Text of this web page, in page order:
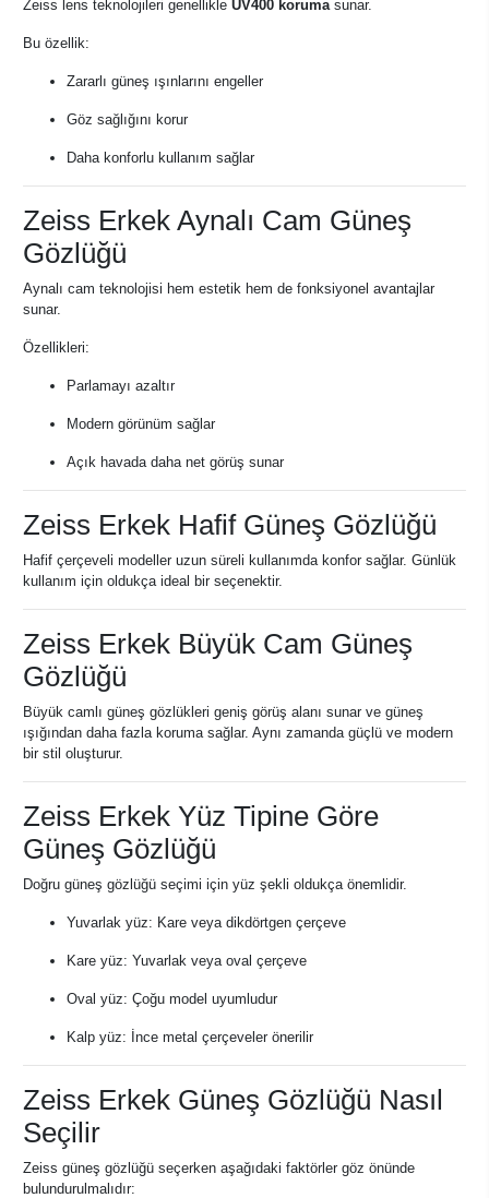
Zeiss lens teknolojileri genellikle UV400 korumasunar.
Bu özellik:
Zararlı güneş ışınlarını engeller
Göz sağlığını korur
Daha konforlu kullanım sağlar
Zeiss Erkek Aynalı Cam Güneş
Gözlüğü
Aynalı cam teknolojisi hem estetik hem de fonksiyonel avantajlar
sunar.
Özellikleri:
Parlamayı azaltır
Modern görünüm sağlar
Açık havada daha net görüş sunar
Zeiss Erkek Hafif Güneş Gözlüğü
Hafif çerçeveli modeller uzun süreli kullanımda konfor sağlar. Günlük
kullanım için oldukça ideal bir seçenektir.
Zeiss Erkek Büyük Cam Güneş
Gözlüğü
Büyük camlı güneş gözlükleri geniş görüş alanı sunar ve güneş
ışığından daha fazla koruma sağlar. Aynı zamanda güçlü ve modern
bir stil oluşturur.
Zeiss Erkek Yüz Tipine Göre
Güneş Gözlüğü
Doğru güneş gözlüğü seçimi için yüz şekli oldukça önemlidir.
Yuvarlak yüz: Kare veya dikdörtgen çerçeve
Kare yüz: Yuvarlak veya oval çerçeve
Oval yüz: Çoğu model uyumludur
Kalp yüz: İnce metal çerçeveler önerilir
Zeiss Erkek Güneş Gözlüğü Nasıl
Seçilir
Zeiss güneş gözlüğü seçerken aşağıdaki faktörler göz önünde
bulundurulmalıdır: